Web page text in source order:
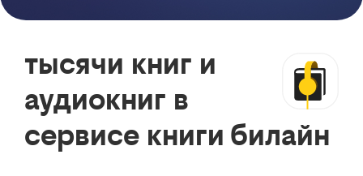
тысячи книг и
аудиокниг в
сервисе книги билайн